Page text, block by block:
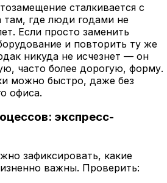
сталкивается с
там, где люди годами не
Если просто заменить
и повторить ту же
никуда не исчезнет — он
часто более дорогую, форму.
можно быстро, даже без
офиса.
экспресс-
зафиксировать, какие
важны. Проверить: